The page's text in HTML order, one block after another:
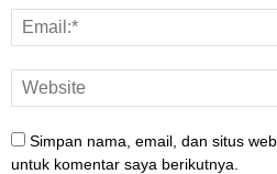
Simpan nama, email, dan situs
untuk komentar saya berikutnya.